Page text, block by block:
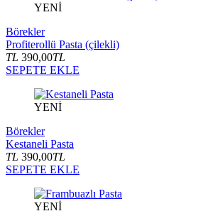
YENİ
Börekler
Profiterollü Pasta (çilekli)
TL 390,00TL
SEPETE EKLE
YENİ
Börekler
Kestaneli Pasta
TL 390,00TL
SEPETE EKLE
YENİ